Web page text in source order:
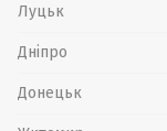
Луцьк
Дніпро
Донецьк